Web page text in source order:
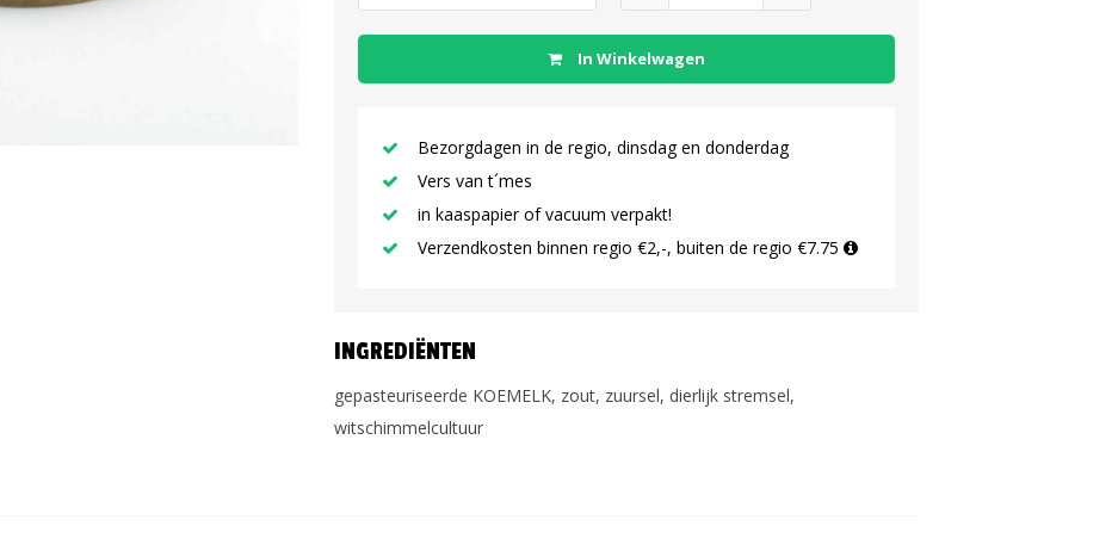
In Winkelwagen
Bezorgdagen in de regio, dinsdag en donderdag
Vers van t´mes
in kaaspapier of vacuum verpakt!
Verzendkosten binnen regio €2,-, buiten de regio €7.75
INGREDIËNTEN
gepasteuriseerde KOEMELK, zout, zuursel, dierlijk stremsel,
witschimmelcultuur